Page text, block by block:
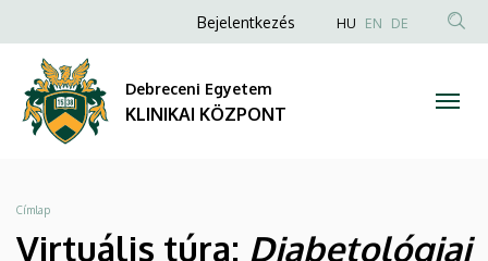
Clinic
Room
Matterport
KLINIKAI
a
tartalomra
Anonim
fiók
menüje
Bejelentkezés HU EN DE
Debreceni Egyetem
KLINIKAI KÖZPONT
Morzsa
Címlap
Virtuális túra: Diabetológiai